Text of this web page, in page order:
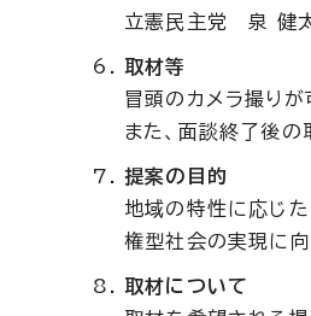
立憲民主党 泉 健
取材等
冒頭のカメラ撮り
また、面談終了後の
提案の目的
地域の特性に応じ
権型社会の実現に向
取材について